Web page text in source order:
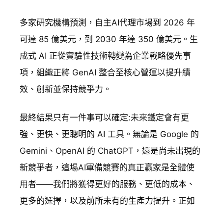
多家研究機構預測，自主AI代理市場到 2026 年
可達 85 億美元，到 2030 年達 350 億美元。生
成式 AI 正從實驗性技術轉變為企業戰略優先事
項，組織正將 GenAI 整合至核心營運以提升績
效、創新並保持競爭力。
最終結果只有一件事可以確定:未來鐵定會有更
強、更快、更聰明的 AI 工具。無論是 Google 的
Gemini、OpenAI 的 ChatGPT，還是尚未出現的
新競爭者，這場AI軍備競賽的真正贏家是全體使
用者——我們將獲得更好的服務、更低的成本、
更多的選擇，以及前所未有的生產力提升。正如